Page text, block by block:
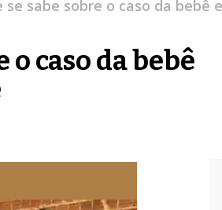
se sabe sobre o caso da
o caso da bebê